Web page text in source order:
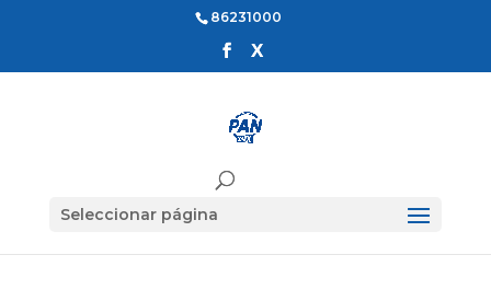
86231000
Seleccionar página